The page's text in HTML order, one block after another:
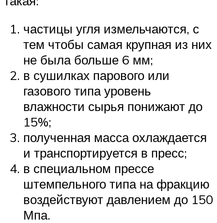
частицы угля измельчаются, с
тем чтобы самая крупная из них
не была больше 6 мм;
в сушилках парового или
газового типа уровень
влажности сырья понижают до
15%;
полученная масса охлаждается
и транспортируется в пресс;
в специальном прессе
штемпельного типа на фракцию
воздействуют давлением до 150
Мпа.